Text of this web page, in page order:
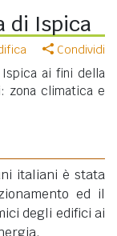
di Ispica
Condividi
ai fini della
zona climatica e
italiani è stata
ed il
degli edifici ai